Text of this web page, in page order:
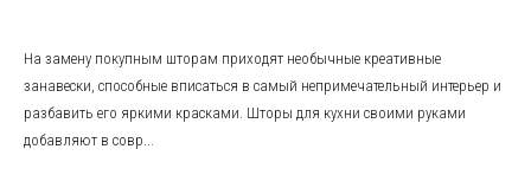
На замену покупным шторам приходят необычные креативные
занавески, способные вписаться в самый непримечательный интерьер и
разбавить его яркими красками. Шторы для кухни своими руками
добавляют в совр...